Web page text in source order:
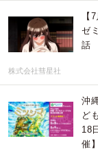
【
ゼ
話
株式会社彗星社
沖
ど
18
催】